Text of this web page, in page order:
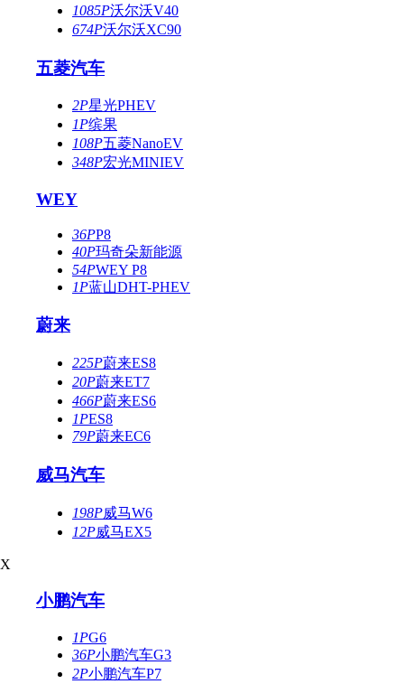
1085P沃尔沃V40
674P沃尔沃XC90
五菱汽车
2P星光PHEV
1P缤果
108P五菱NanoEV
348P宏光MINIEV
WEY
36PP8
40P玛奇朵新能源
54PWEY P8
1P蓝山DHT-PHEV
蔚来
225P蔚来ES8
20P蔚来ET7
466P蔚来ES6
1PES8
79P蔚来EC6
威马汽车
198P威马W6
12P威马EX5
X
小鹏汽车
1PG6
36P小鹏汽车G3
2P小鹏汽车P7